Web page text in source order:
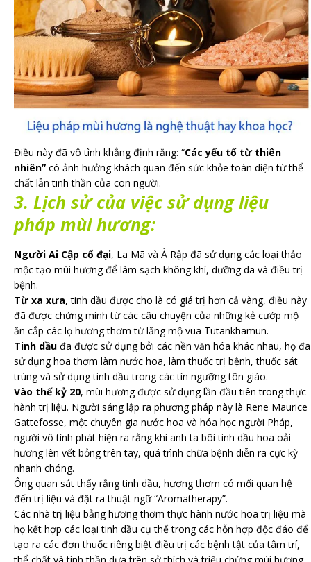
Điều này đã vô tình khẳng định rằng: “Các yếu tố từ thiên
nhiên” có ảnh hưởng khách quan đến sức khỏe toàn diện từ thể
chất lẫn tinh thần của con người.
3. Lịch sử của việc sử dụng liệu
pháp mùi hương:
Người Ai Cập cổ đại, La Mã và Ả Rập đã sử dụng các loại thảo
mộc tạo mùi hương để làm sạch không khí, dưỡng da và điều trị
bệnh.
Từ xa xưa, tinh dầu được cho là có giá trị hơn cả vàng, điều này
đã được chứng minh từ các câu chuyện của những kẻ cướp mộ
ăn cắp các lọ hương thơm từ lăng mộ vua Tutankhamun.
Tinh dầu đã được sử dụng bởi các nền văn hóa khác nhau, họ đã
sử dụng hoa thơm làm nước hoa, làm thuốc trị bệnh, thuốc sát
trùng và sử dụng tinh dầu trong các tín ngưỡng tôn giáo.
Vào thế kỷ 20, mùi hương được sử dụng lần đầu tiên trong thực
hành trị liệu. Người sáng lập ra phương pháp này là Rene Maurice
Gattefosse, một chuyên gia nước hoa và hóa học người Pháp,
người vô tình phát hiện ra rằng khi anh ta bôi tinh dầu hoa oải
hương lên vết bỏng trên tay, quá trình chữa bệnh diễn ra cực kỳ
nhanh chóng.
Ông quan sát thấy rằng tinh dầu, hương thơm có mối quan hệ
đến trị liệu và đặt ra thuật ngữ “Aromatherapy”.
Các nhà trị liệu bằng hương thơm thực hành nước hoa trị liệu mà
họ kết hợp các loại tinh dầu cụ thể trong các hỗn hợp độc đáo để
tạo ra các đơn thuốc riêng biệt điều trị các bệnh tật của tâm trí,